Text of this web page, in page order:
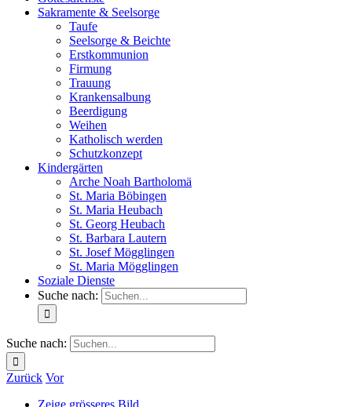
Sakramente & Seelsorge
Taufe
Seelsorge & Beichte
Erstkommunion
Firmung
Trauung
Krankensalbung
Beerdigung
Weihen
Katholisch werden
Schutzkonzept
Kindergärten
Arche Noah Bartholomä
St. Maria Böbingen
St. Maria Heubach
St. Georg Heubach
St. Barbara Lautern
St. Josef Mögglingen
St. Maria Mögglingen
Soziale Dienste
Suche nach:
Suche nach:
Zurück Vor
Zeige grösseres Bild